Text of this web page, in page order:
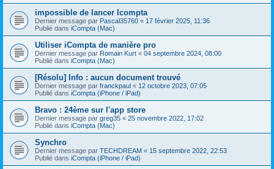
impossible de lancer Icompta
Dernier message par Pascal35760 « 17 février 2025, 11:36
Publié dans iCompta (Mac)
Utiliser iCompta de manière pro
Dernier message par Romain Kurt « 04 septembre 2024, 08:00
Publié dans iCompta (Mac)
[Résolu] Info : aucun document trouvé
Dernier message par franckpaul « 12 octobre 2023, 07:05
Publié dans iCompta (iPhone / iPad)
Bravo : 24ème sur l'app store
Dernier message par greg35 « 25 novembre 2022, 17:02
Publié dans iCompta (Mac)
Synchro
Dernier message par TECHDREAM « 15 septembre 2022, 22:53
Publié dans iCompta (iPhone / iPad)